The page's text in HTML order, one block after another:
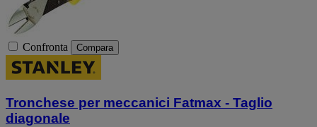
Confronta Compara
Tronchese per meccanici Fatmax - Taglio
diagonale